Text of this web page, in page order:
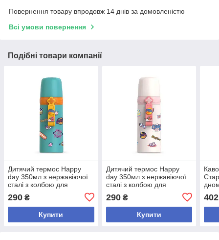
Повернення товару впродовж 14 днів за домовленістю
Всі умови повернення
Подібні товари компанії
Дитячий термос Happy
day 350мл з нержавіючої
сталі з колбою для
290 ₴
Купити
Дитячий термос Happy
day 350мл з нержавіючої
сталі з колбою для
290₴
Купити
402